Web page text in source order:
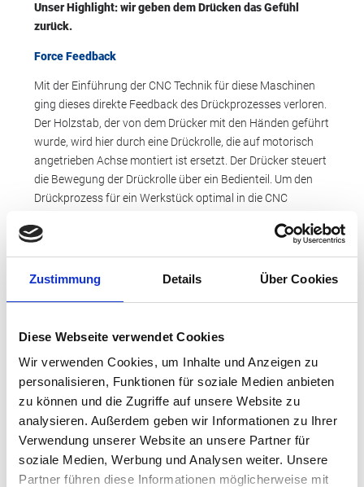
Zustimmung Details Über Cookies
Diese Webseite verwendet Cookies
Wir verwenden Cookies, um Inhalte und Anzeigen zu
personalisieren, Funktionen für soziale Medien anbieten
zu können und die Zugriffe auf unsere Website zu
analysieren. Außerdem geben wir Informationen zu Ihrer
Verwendung unserer Website an unsere Partner für
soziale Medien, Werbung und Analysen weiter. Unsere
Partner führen diese Informationen möglicherweise mit
Unser Highlight: wir geben dem Drücken das Gefühl
zurück.
Force Feedback
Mit der Einführung der CNC Technik für diese Maschinen
ging dieses direkte Feedback des Drückprozesses verloren.
Der Holzstab, der von dem Drücker mit den Händen geführt
wurde, wird hier durch eine Drückrolle, die auf motorisch
angetrieben Achse montiert ist ersetzt. Der Drücker steuert
die Bewegung der Drückrolle über ein Bedienteil. Um den
Drückprozess für ein Werkstück optimal in die CNC
Prozesskontrolle jetzt nur noch den Blick auf das
Werkstück und die Wahrnehmung der Vibration der
Maschine über das Gehör oder durch den direkten Kontakt
Diese Art der Rückmeldung des Prozessverlaufes ist bei
Hand, welche auch den Prozess des Drückens ausführt.
Um diese Rückmeldung wieder zu verbessern, planen wir
die Drückkraft und die Vibration, die auf die Drückrolle
wirkt, direkt am Bedienteil der CNC Drückmaschine für den
Drücker durch Force Feedback wieder spürbar zu machen.
Dies wird realisiert, in dem wir die auf die Drückrolle
einwirkende Kraft messen und dann an dem Bedienteil (z.B.